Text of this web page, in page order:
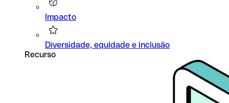
Impacto
Diversidade, equidade e inclusão
Recurso